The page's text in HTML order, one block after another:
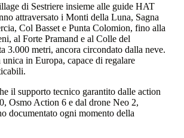
di Sestriere insieme alle guide HAT
attraversato i Monti della Luna, Sagna
Col Basset e Punta Colomion, fino alla
al Forte Pramand e al Colle del
3.000 metri, ancora circondato dalla neve.
unica in Europa, capace di regalare
il supporto tecnico garantito dalle action
Osmo Action 6 e dal drone Neo 2,
documentato ogni momento della